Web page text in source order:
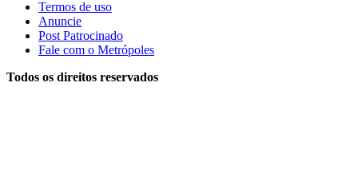
Termos de uso
Anuncie
Post Patrocinado
Fale com o Metrópoles
Todos os direitos reservados